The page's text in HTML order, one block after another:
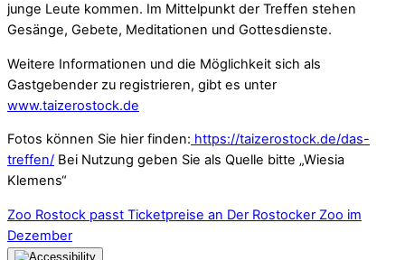
junge Leute kommen. Im Mittelpunkt der Treffen stehen
Gesänge, Gebete, Meditationen und Gottesdienste.
Weitere Informationen und die Möglichkeit sich als
Gastgebender zu registrieren, gibt es unter
www.taizerostock.de
Fotos können Sie hier finden: https://taizerostock.de/das-
treffen/ Bei Nutzung geben Sie als Quelle bitte „Wiesia
Klemens“
Zoo Rostock passt Ticketpreise an Der Rostocker Zoo im
Dezember